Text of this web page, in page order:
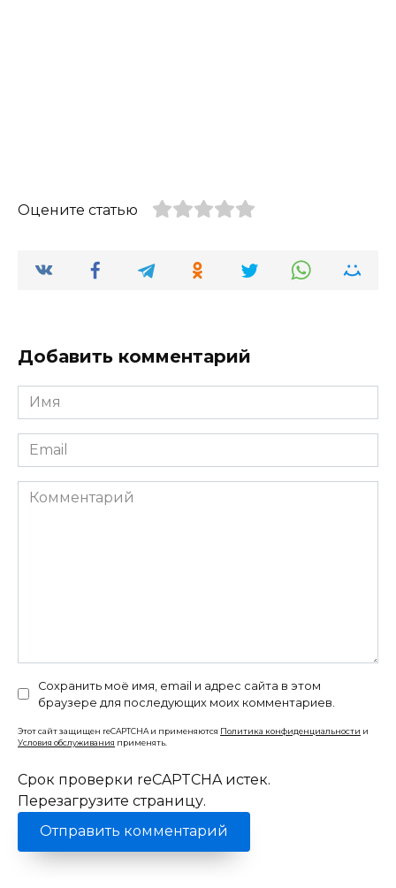
Оцените статью
Добавить комментарий
Имя
*
Email
*
Комментарий
Сохранить моё имя, email и адрес сайта в этом
браузере для последующих моих комментариев.
Этот сайт защищен reCAPTCHA и применяются Политика конфиденциальности и
Условия обслуживания применять.
Срок проверки reCAPTCHA истек.
Перезагрузите страницу.